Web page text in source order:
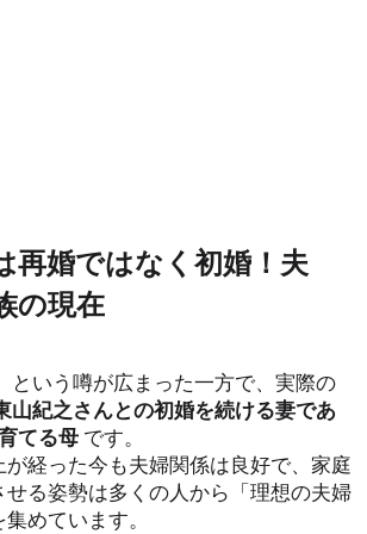
再婚ではなく初婚！夫
の現在
という噂が広まった一方で、実際の
山紀之さんとの初婚を続ける妻であ
てる母 です。
経った今も夫婦関係は良好で、家庭
せる姿勢は多くの人から「理想の夫婦
めています。